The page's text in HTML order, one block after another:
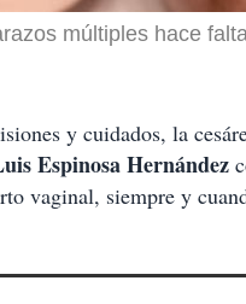
múltiples hace
y cuidados, la
Espinosa Hernández
vaginal, siempre y